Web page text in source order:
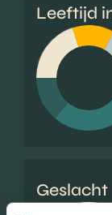
Leeftijd
Geslacht